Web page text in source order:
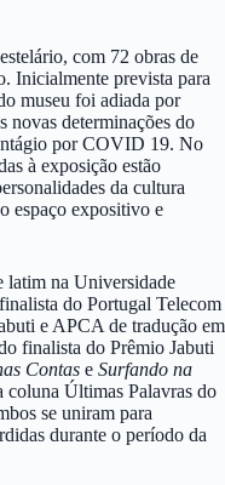
com 72 obras de
Inicialmente prevista para
museu foi adiada por
novas determinações do
por COVID 19. No
à exposição estão
da cultura
espaço expositivo e
latim na Universidade
do Portugal Telecom
e APCA de tradução em
finalista do Prêmio Jabuti
Contas e Surfando na
coluna Últimas Palavras do
se uniram para
durante o período da